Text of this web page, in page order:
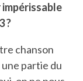
?
chanson
partie du